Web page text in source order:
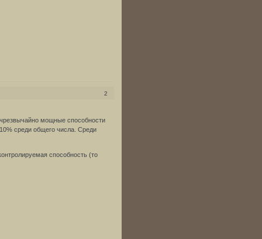
2
мощные способности
среди общего числа. Среди
способность (то